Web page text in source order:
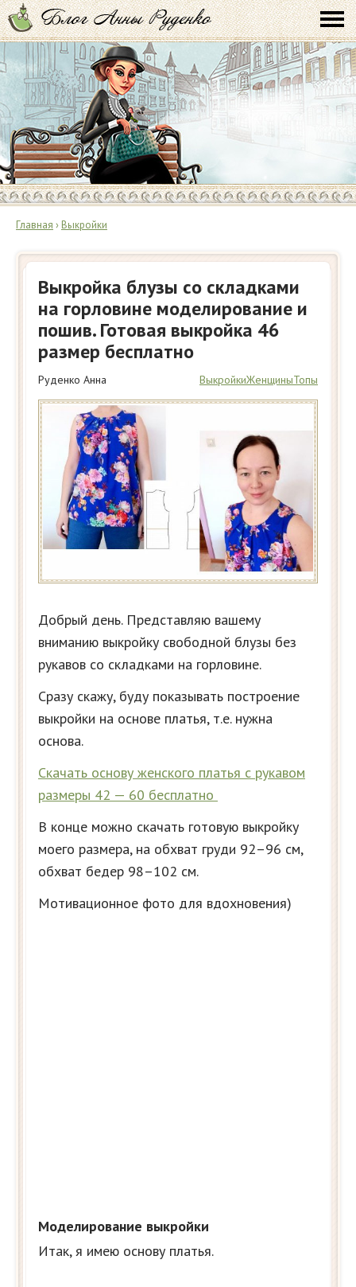
Главная › Выкройки
Выкройка блузы со складками
на горловине моделирование и
пошив. Готовая выкройка 46
размер бесплатно
Руденко Анна ВыкройкиЖенщиныТопы
Добрый день. Представляю вашему
вниманию выкройку свободной блузы без
рукавов со складками на горловине.
Сразу скажу, буду показывать построение
выкройки на основе платья, т.е. нужна
основа.
Скачать основу женского платья с рукавом
размеры 42 — 60 бесплатно
В конце можно скачать готовую выкройку
моего размера, на обхват груди 92–96 см,
обхват бедер 98–102 см.
Мотивационное фото для вдохновения)
Моделирование выкройки
Итак, я имею основу платья.